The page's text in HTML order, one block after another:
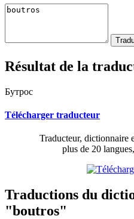
Résultat de la
Бутрос
Télécharger traducteur
Traducteur, dictionnaire
plus de 20
Traductions du
"boutros"